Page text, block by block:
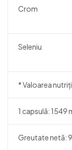
Crom
Seleniu
* Valoarea
1 capsulă: 1549
Greutate netă: